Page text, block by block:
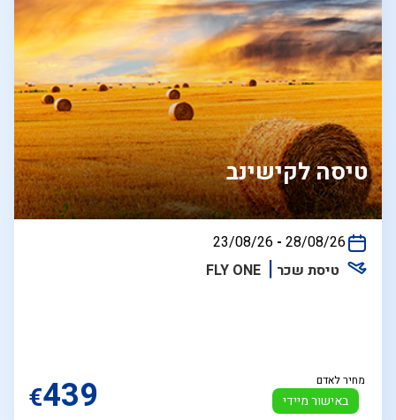
טיסה לקישינב
בין
התאריכים,
23/08/26 - 28/08/26
טיסת שכר
FLY ONE
באישור מיידי
מחיר לאדם €439